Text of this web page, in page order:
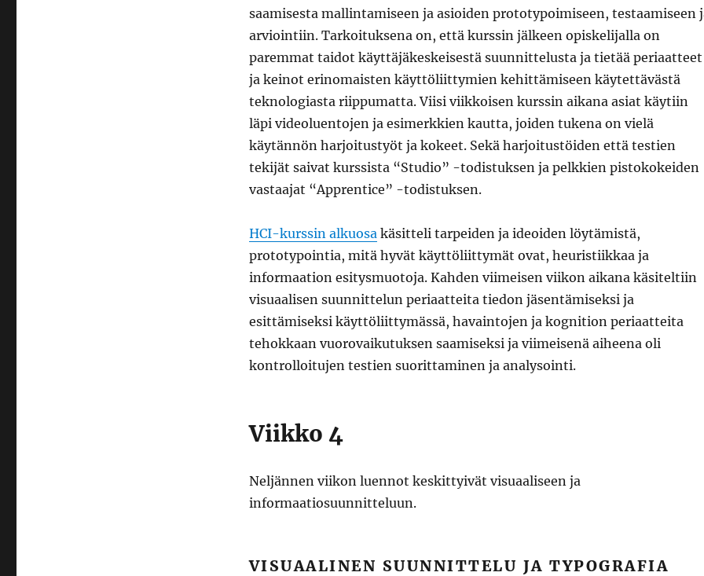
saamisesta mallintamiseen ja asioiden prototypoimiseen, testaamiseen
arviointiin. Tarkoituksena on, että kurssin jälkeen opiskelijalla on
paremmat taidot käyttäjäkeskeisestä suunnittelusta ja tietää periaatteet
ja keinot erinomaisten käyttöliittymien kehittämiseen käytettävästä
teknologiasta riippumatta. Viisi viikkoisen kurssin aikana asiat käytiin
läpi videoluentojen ja esimerkkien kautta, joiden tukena on vielä
käytännön harjoitustyöt ja kokeet. Sekä harjoitustöiden että testien
tekijät saivat kurssista “Studio” -todistuksen ja pelkkien pistokokeiden
vastaajat “Apprentice” -todistuksen.
HCI-kurssin alkuosakäsitteli tarpeiden ja ideoiden löytämistä,
prototypointia, mitä hyvät käyttöliittymät ovat, heuristiikkaa ja
informaation esitysmuotoja. Kahden viimeisen viikon aikana käsiteltiin
visuaalisen suunnittelun periaatteita tiedon jäsentämiseksi ja
esittämiseksi käyttöliittymässä, havaintojen ja kognition periaatteita
tehokkaan vuorovaikutuksen saamiseksi ja viimeisenä aiheena oli
kontrolloitujen testien suorittaminen ja analysointi.
Viikko 4
Neljännen viikon luennot keskittyivät visuaaliseen ja
informaatiosuunnitteluun.
VISUAALINEN SUUNNITTELU JA TYPOGRAFIA